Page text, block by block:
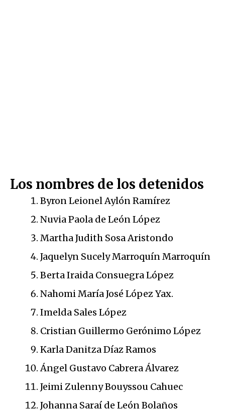
Los nombres de los detenidos
Byron Leionel Aylón Ramírez
Nuvia Paola de León López
Martha Judith Sosa Aristondo
Jaquelyn Sucely Marroquín Marroquín
Berta Iraida Consuegra López
Nahomi María José López Yax.
Imelda Sales López
Cristian Guillermo Gerónimo López
Karla Danitza Díaz Ramos
Ángel Gustavo Cabrera Álvarez
Jeimi Zulenny Bouyssou Cahuec
Johanna Saraí de León Bolaños